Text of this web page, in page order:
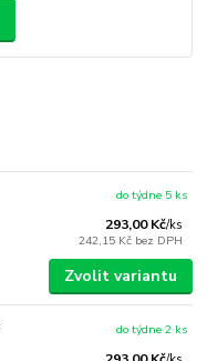
293,00 Kč/ks
242,15 Kč bez DPH
do týdne 5 ks
Zvolit variantu
do týdne 2 ks